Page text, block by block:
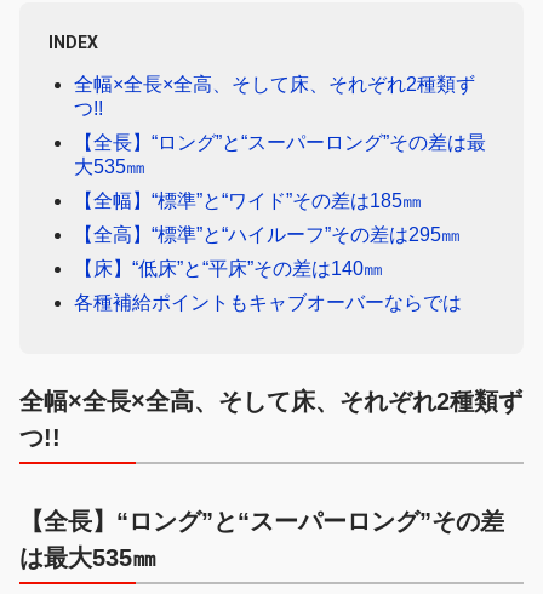
INDEX
全幅×全長×全高、そして床、それぞれ2種類ず
つ!!
【全長】“ロング”と“スーパーロング”その差は最
大535㎜
【全幅】“標準”と“ワイド”その差は185㎜
【全高】“標準”と“ハイルーフ”その差は295㎜
【床】“低床”と“平床”その差は140㎜
各種補給ポイントもキャブオーバーならでは
全幅×全長×全高、そして床、それぞれ2種類ず
つ!!
【全長】“ロング”と“スーパーロング”その差
は最大535㎜